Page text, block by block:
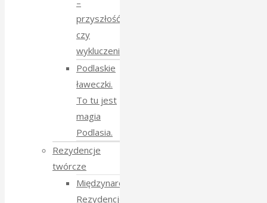
–
przyszłość
czy
wykluczenie?
Podlaskie
ławeczki.
To tu jest
magia
Podlasia.
Rezydencje
twórcze
Międzynarodowe
Rezydencje